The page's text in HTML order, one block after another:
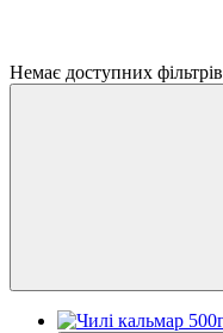
Немає доступних фільтрів